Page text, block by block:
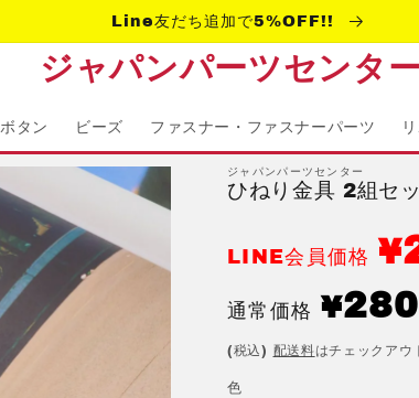
Line友だち追加で5%OFF!!
ジャパンパーツセンター
ボタン ビーズ ファスナー・ファスナーパーツ
ジャパンパーツセンター
ひねり金具 2組
LINE会員価格 ¥
通常価格
通
常
価
¥280
(税込) 配送料はチェックアウ
色